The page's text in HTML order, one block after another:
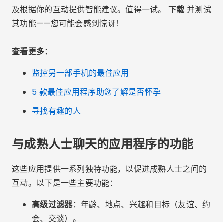
及根据你的互动提供智能建议。值得一试。 下载 并测试
其功能——您可能会感到惊讶！
查看更多：
监控另一部手机的最佳应用
5 款最佳应用程序助您了解是否怀孕
寻找有趣的人
与成熟人士聊天的应用程序的功能
这些应用提供一系列独特功能，以促进成熟人士之间的
互动。以下是一些主要功能：
高级过滤器：年龄、地点、兴趣和目标（友谊、约
会、交谈）。